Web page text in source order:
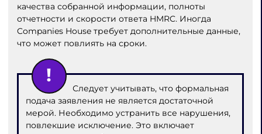
качества собранной информации, полноты
отчетности и скорости ответа HMRC. Иногда
Companies House требует дополнительные данные,
что может повлиять на сроки.
Следует учитывать, что формальная
подача заявления не является достаточной
мерой. Необходимо устранить все нарушения,
повлекшие исключение. Это включает